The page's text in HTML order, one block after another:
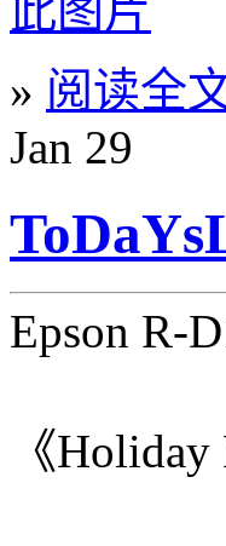
» 阅读全
Jan 29
Epson R-
《